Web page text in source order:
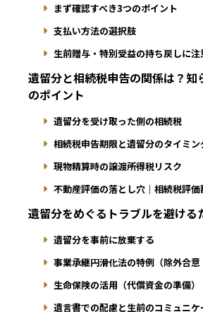
まず確認すべき3つのポイント
支払い方法の選択肢
生前贈与・特別受益の持ち戻しに注
遺留分と相続税申告の関係は？知
のポイント
遺留分を受け取った側の相続税
相続税申告期限と遺留分のタイミン
現物精算時の譲渡所得税リスク
不動産評価の落とし穴｜相続税評
遺留分をめぐるトラブルを避ける
遺留分を事前に放棄する
事業承継円滑化法の特例（除外合
生命保険の活用（代償資金の準備）
遺言書での配慮と生前のコミュニケ